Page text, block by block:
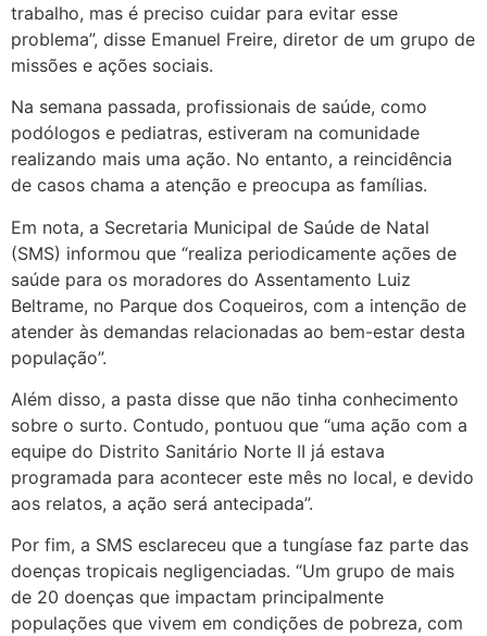
trabalho, mas é preciso cuidar para evitar esse
problema”, disse Emanuel Freire, diretor de um grupo de
missões e ações sociais.
Na semana passada, profissionais de saúde, como
podólogos e pediatras, estiveram na comunidade
realizando mais uma ação. No entanto, a reincidência
de casos chama a atenção e preocupa as famílias.
Em nota, a Secretaria Municipal de Saúde de Natal
(SMS) informou que “realiza periodicamente ações de
saúde para os moradores do Assentamento Luiz
Beltrame, no Parque dos Coqueiros, com a intenção de
atender às demandas relacionadas ao bem-estar desta
população”.
Além disso, a pasta disse que não tinha conhecimento
sobre o surto. Contudo, pontuou que “uma ação com a
equipe do Distrito Sanitário Norte II já estava
programada para acontecer este mês no local, e devido
aos relatos, a ação será antecipada”.
Por fim, a SMS esclareceu que a tungíase faz parte das
doenças tropicais negligenciadas. “Um grupo de mais
de 20 doenças que impactam principalmente
populações que vivem em condições de pobreza, com